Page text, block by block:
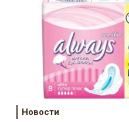
Новости